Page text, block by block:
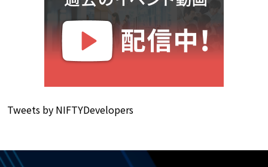
Tweets by NIFTYDevelopers